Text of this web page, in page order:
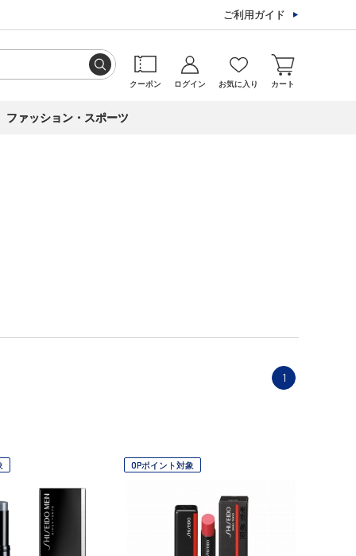
ご利用ガイド
クーポン ログイン お気に入り カート
ファッション・スポーツ
1
OPポイント対象